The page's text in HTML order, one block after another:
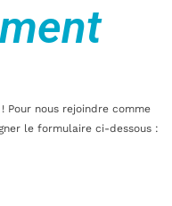
Pour nous rejoindre comme
le formulaire ci-dessous :